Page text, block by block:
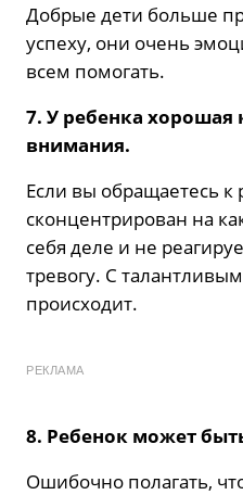
Добрые дети больше
успеху, они очень
всем помогать.
7. У ребенка хорошая
внимания.
Если вы обращаетесь к
сконцентрирован на
себя деле и не
тревогу. С
происходит.
РЕКЛАМА
8. Ребенок может
Ошибочно полагать,